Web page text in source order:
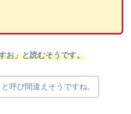
お」と読むそうです。
と呼び間違えそうですね。